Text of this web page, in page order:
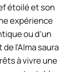
étoilé et son
expérience
ou d’un
l’Alma saura
à vivre une